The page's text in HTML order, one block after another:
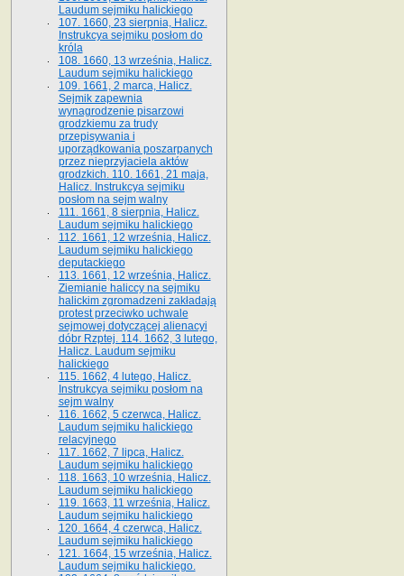
Laudum sejmiku halickiego
107. 1660, 23 sierpnia, Halicz.
Instrukcya sejmiku posłom do
króla
108. 1660, 13 września, Halicz.
Laudum sejmiku halickiego
109. 1661, 2 marca, Halicz.
Sejmik zapewnia
wynagrodzenie pisarzowi
grodzkiemu za trudy
przepisywania i
uporządkowania poszarpanych
przez nieprzyjaciela aktów
grodzkich. 110. 1661, 21 maja,
Halicz. Instrukcya sejmiku
posłom na sejm walny
111. 1661, 8 sierpnia, Halicz.
Laudum sejmiku halickiego
112. 1661, 12 września, Halicz.
Laudum sejmiku halickiego
deputackiego
113. 1661, 12 września, Halicz.
Ziemianie haliccy na sejmiku
halickim zgromadzeni zakładają
protest przeciwko uchwale
sejmowej dotyczącej alienacyi
dóbr Rzptej. 114. 1662, 3 lutego,
Halicz. Laudum sejmiku
halickiego
115. 1662, 4 lutego, Halicz.
Instrukcya sejmiku posłom na
sejm walny
116. 1662, 5 czerwca, Halicz.
Laudum sejmiku halickiego
relacyjnego
117. 1662, 7 lipca, Halicz.
Laudum sejmiku halickiego
118. 1663, 10 września, Halicz.
Laudum sejmiku halickiego
119. 1663, 11 września, Halicz.
Laudum sejmiku halickiego
120. 1664, 4 czerwca, Halicz.
Laudum sejmiku halickiego
121. 1664, 15 września, Halicz.
Laudum sejmiku halickiego.